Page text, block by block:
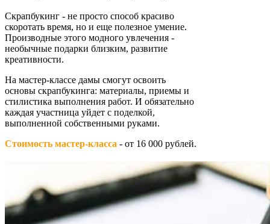
Скрапбукинг - не просто способ красиво
скоротать время, но и еще полезное умение.
Производные этого модного увлечения -
необычные подарки близким, развитие
креативности.
На мастер-классе дамы смогут освоить
основы скрапбукинга: материалы, приемы и
стилистика выполнения работ. И обязательно
каждая участница уйдет с поделкой,
выполненной собственными руками.
Стоимость мастер-класса - от 16 000 рублей.